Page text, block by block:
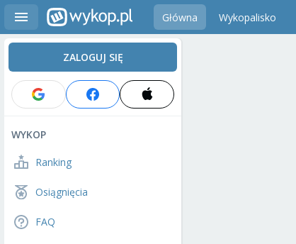
Główna Wykopalisko
ZALOGUJ SIĘ
WYKOP
Ranking
Osiągnięcia
FAQ